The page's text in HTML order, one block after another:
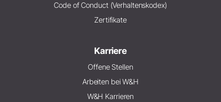
Code of Conduct (Verhaltenskodex)
Zertifikate
Karriere
Offene Stellen
Arbeiten bei W&H
W&H Karrieren